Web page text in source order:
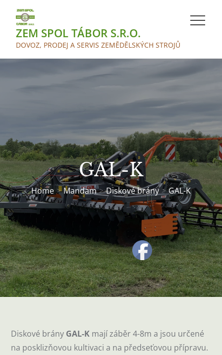
contentZEM SPOL TÁBOR S.R.O.
DOVOZ, PRODEJ A SERVIS ZEMĚDĚLSKÝCH STROJŮ
GAL-K
Home Mandam Diskové brány GAL-K
Diskové brány GAL-K mají záběr 4-8m a jsou určené
na posklizňovou kultivaci a na předseťovou přípravu.